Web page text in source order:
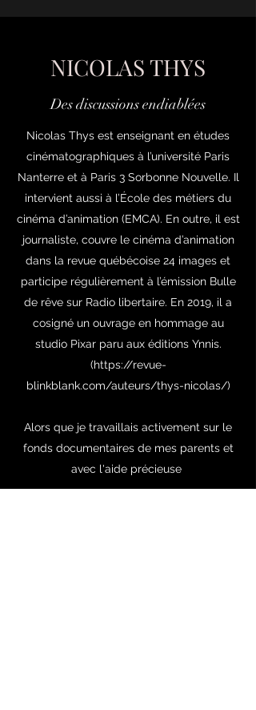
NICOLAS THYS
Des discussions endiablées
Nicolas Thys est enseignant en études
cinématographiques à l’université Paris
Nanterre et à Paris 3 Sorbonne Nouvelle. Il
intervient aussi à l’École des métiers du
cinéma d’animation (EMCA). En outre, il est
journaliste, couvre le cinéma d’animation
dans la revue québécoise 24 images et
participe régulièrement à l’émission Bulle
de rêve sur Radio libertaire. En 2019, il a
cosigné un ouvrage en hommage au
studio Pixar paru aux éditions Ynnis.
(https://revue-
blinkblank.com/auteurs/thys-nicolas/)
Alors que je travaillais activement sur le
fonds documentaires de mes parents et
avec l'aide précieuse